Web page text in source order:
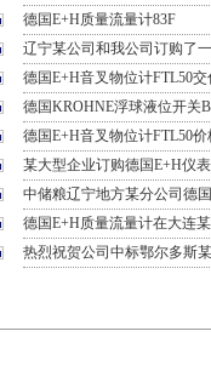
德国E+H质量流量计83F
辽宁某公司和我公司订购了
德国E+H音叉物位计FTL50交
德国KROHNE浮球液位开关
德国E+H音叉物位计FTL50
某大型企业订购德国E+H仪
中储粮辽宁地方某分公司德
德国E+H质量流量计在大连
热烈祝贺公司中标鄂尔多斯